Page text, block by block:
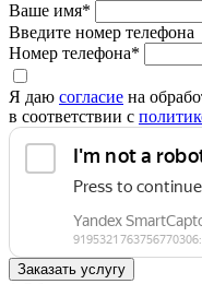
Ваше имя*
Введите номер телефона
Номер телефона*
Я даю согласие на
в соответствии с